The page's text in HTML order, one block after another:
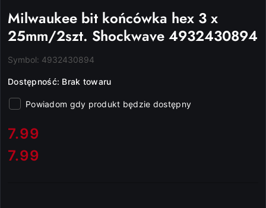
Milwaukee bit końcówka hex 3 x
25mm/2szt. Shockwave 4932430894
Symbol: 4932430894
Dostępność: Brak towaru
Powiadom gdy produkt będzie dostępny
cena:
7.99
Cena:
7.99